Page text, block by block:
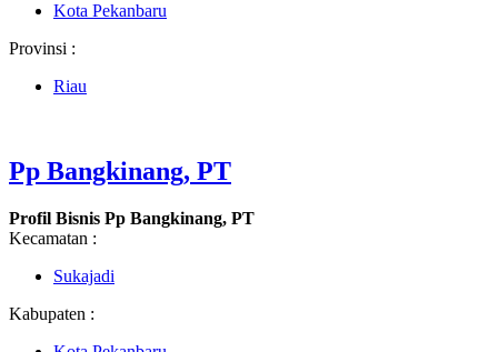
Kota Pekanbaru
Provinsi :
Riau
Pp Bangkinang, PT
Profil Bisnis Pp Bangkinang, PT
Kecamatan :
Sukajadi
Kabupaten :